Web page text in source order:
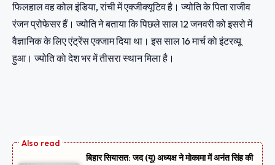
फिलहाल वह कोल इंडिया, रांची में एक्जीक्यूटिव है। ज्योति के पिता राजीव
रंजन प्रोफेसर हैं। ज्योति ने बताया कि पिछले साल 12 जनवरी को इसरो में
वैज्ञानिक के लिए एंट्रेंस एक्जाम दिया था। इस साल 16 मार्च काे इंटरव्यू
हुआ। ज्योति काे देश भर में तीसरा स्थान मिला है।
बिहार सियासत: जद (यू) अध्यक्ष ने मोकामा में अनंत सिंह की